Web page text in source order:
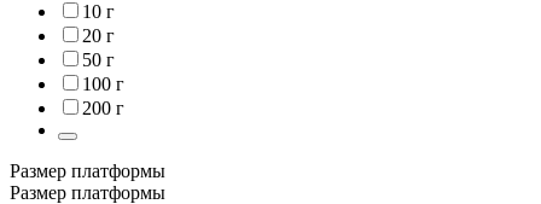
10 г
20 г
50 г
100 г
200 г
Размер платформы
Размер платформы